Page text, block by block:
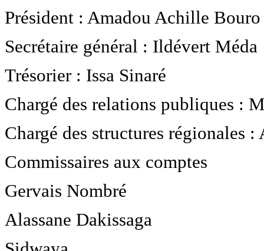
Président : Amadou Achille Bouro
Secrétaire général : Ildévert Méda
Trésorier : Issa Sinaré
Chargé des relations publiques :
Chargé des structures régionales :
Commissaires aux comptes
Gervais Nombré
Alassane Dakissaga